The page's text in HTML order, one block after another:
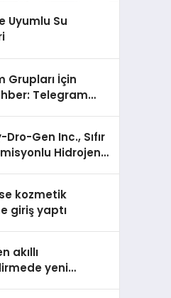
Uyumlu Su
Grupları İçin
Telegram
Gen Inc., Sıfır
Hidrojen
kozmetik
giriş yaptı
akıllı
yeni